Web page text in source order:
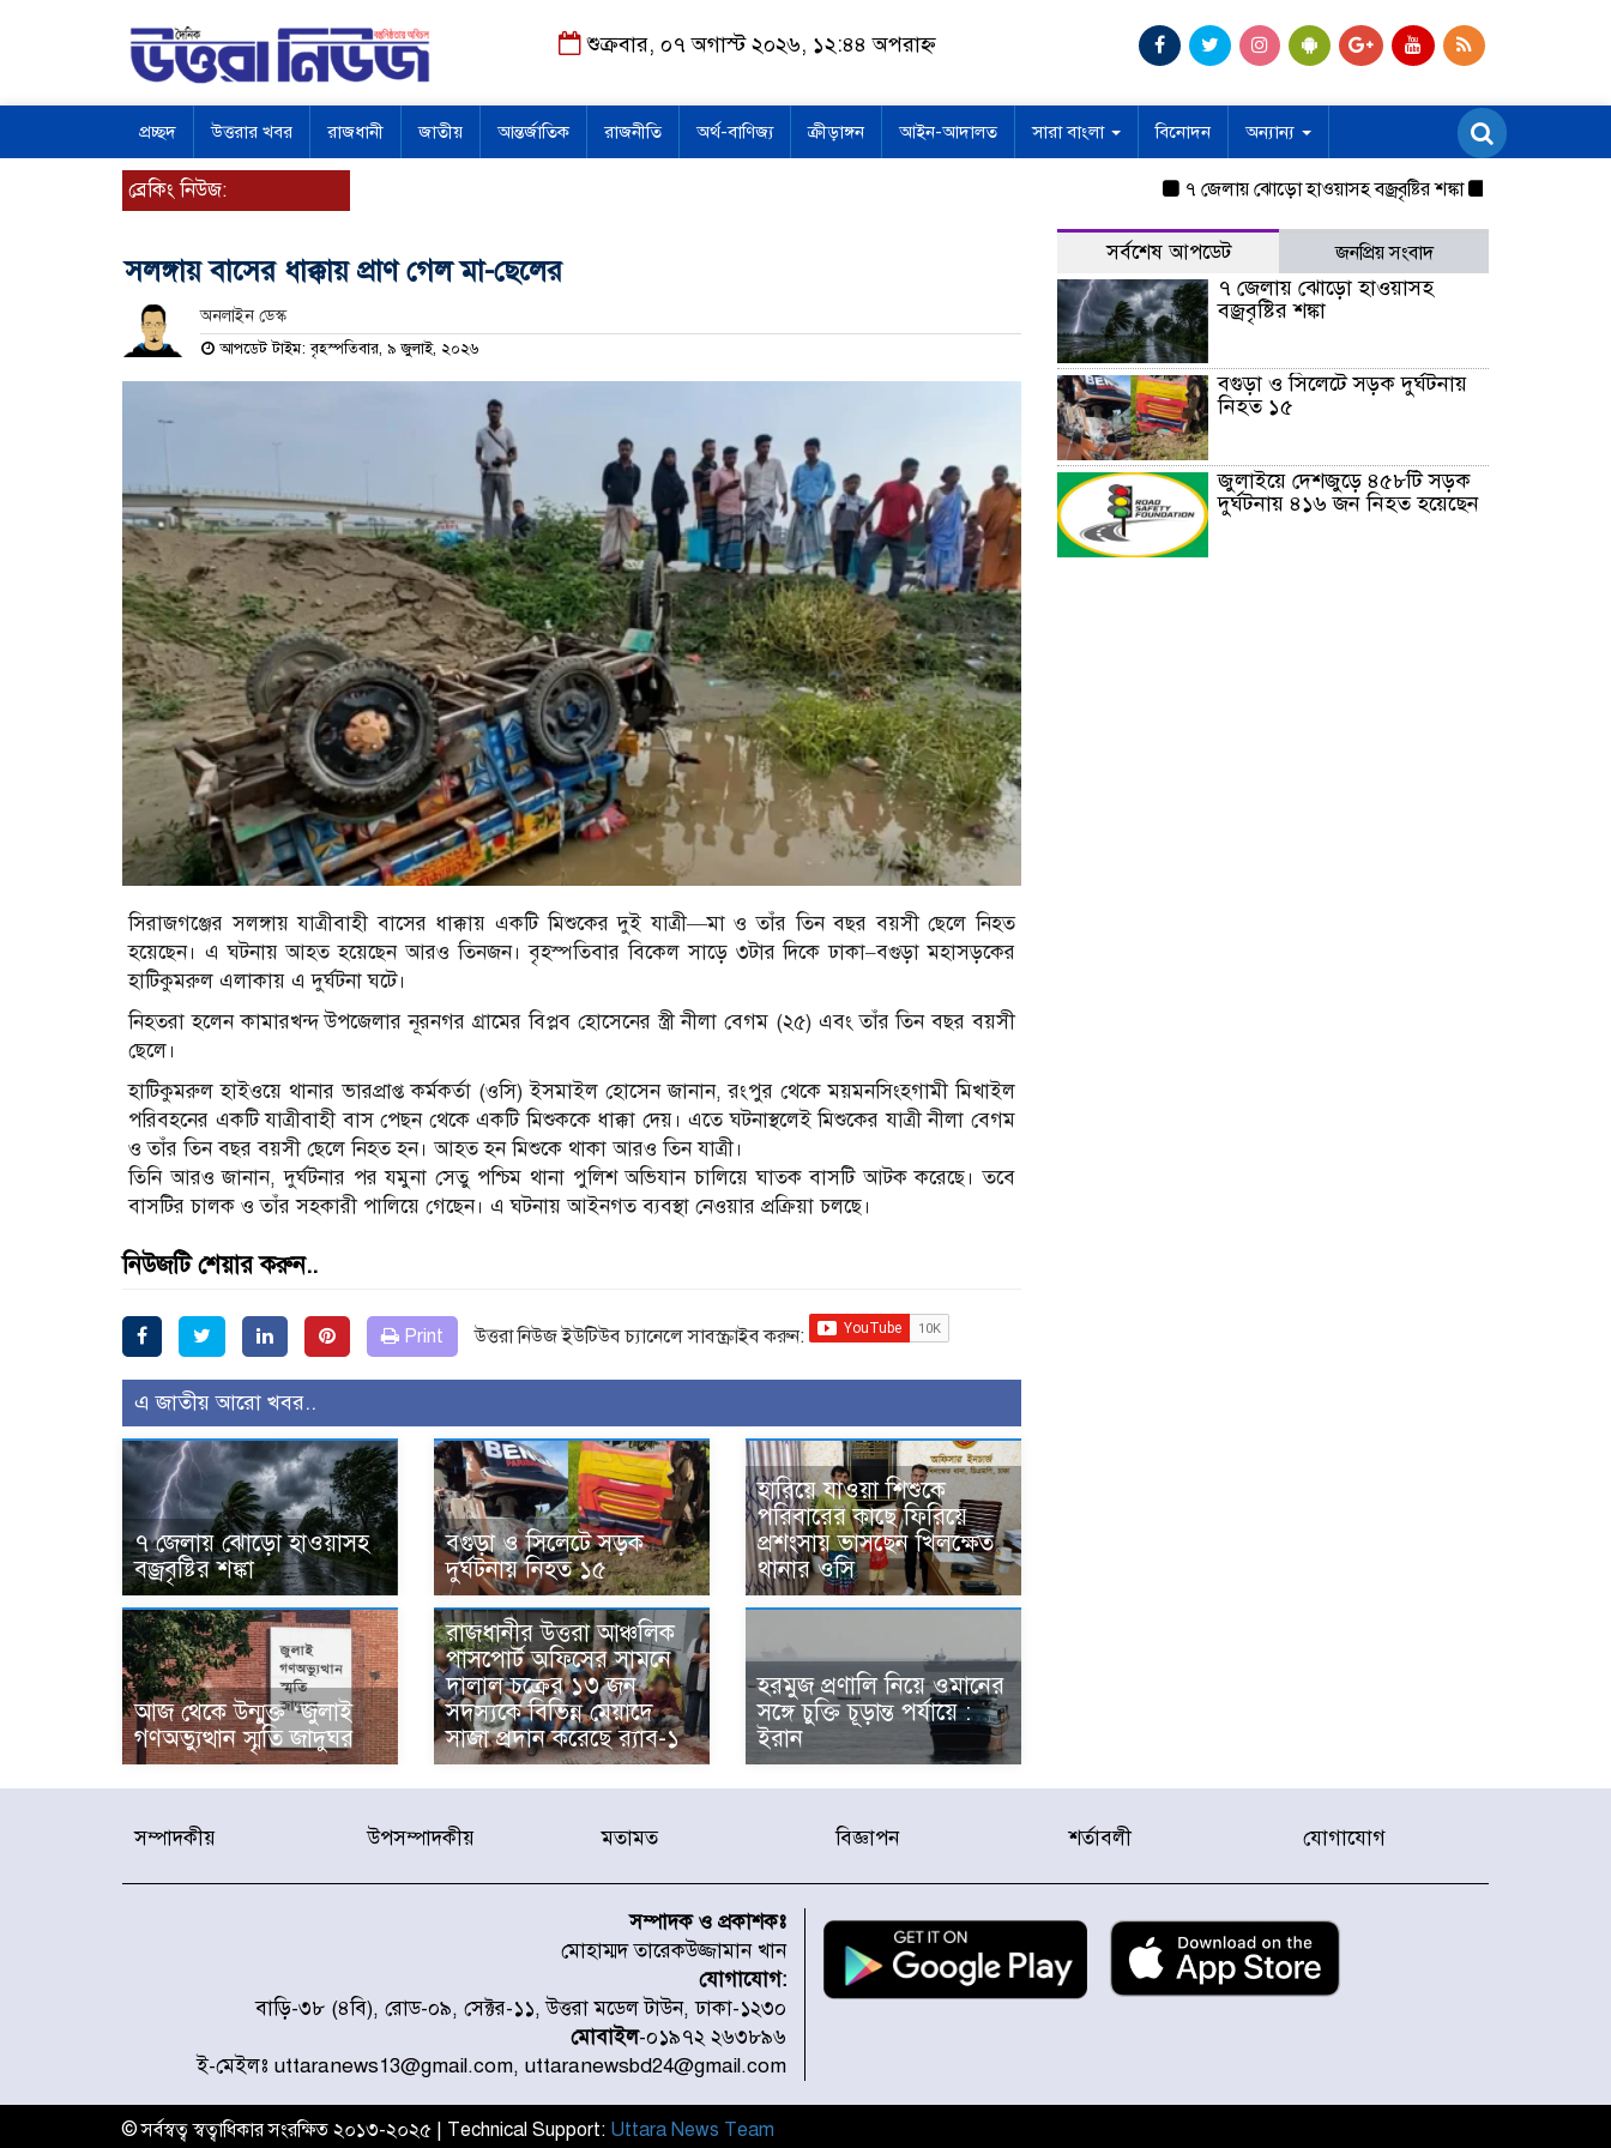
শুক্রবার, ০৭ অগাস্ট ২০২৬, ১২:৪৪ অপরাহ্ন
প্রচ্ছদ উত্তরার খবর রাজধানী জাতীয় আন্তর্জাতিক রাজনীতি অর্থ-বাণিজ্য ক্রীড়াঙ্গন আইন-আদালত সারা বাংলা বিনোদন অন্যান্য
ব্রেকিং নিউজ: ৭ জেলায় ঝোড়ো হাওয়াসহ বজ্রবৃষ্টির শঙ্কা বগুড়া ও সিলেটে
সলঙ্গায় বাসের ধাক্কায় প্রাণ গেল মা-ছেলের
অনলাইন ডেস্ক
আপডেট টাইম: বৃহস্পতিবার, ৯ জুলাই, ২০২৬
সিরাজগঞ্জের সলঙ্গায় যাত্রীবাহী বাসের ধাক্কায় একটি মিশুকের দুই যাত্রী—মা ও তাঁর তিন বছর বয়সী ছেলে নিহত
হয়েছেন। এ ঘটনায় আহত হয়েছেন আরও তিনজন। বৃহস্পতিবার বিকেল সাড়ে ৩টার দিকে ঢাকা–বগুড়া মহাসড়কের
হাটিকুমরুল এলাকায় এ দুর্ঘটনা ঘটে।
নিহতরা হলেন কামারখন্দ উপজেলার নূরনগর গ্রামের বিপ্লব হোসেনের স্ত্রী নীলা বেগম (২৫) এবং তাঁর তিন বছর বয়সী
ছেলে।
হাটিকুমরুল হাইওয়ে থানার ভারপ্রাপ্ত কর্মকর্তা (ওসি) ইসমাইল হোসেন জানান, রংপুর থেকে ময়মনসিংহগামী মিখাইল
পরিবহনের একটি যাত্রীবাহী বাস পেছন থেকে একটি মিশুককে ধাক্কা দেয়। এতে ঘটনাস্থলেই মিশুকের যাত্রী নীলা বেগম
ও তাঁর তিন বছর বয়সী ছেলে নিহত হন। আহত হন মিশুকে থাকা আরও তিন যাত্রী।
তিনি আরও জানান, দুর্ঘটনার পর যমুনা সেতু পশ্চিম থানা পুলিশ অভিযান চালিয়ে ঘাতক বাসটি আটক করেছে। তবে
বাসটির চালক ও তাঁর সহকারী পালিয়ে গেছেন। এ ঘটনায় আইনগত ব্যবস্থা নেওয়ার প্রক্রিয়া চলছে।
নিউজটি শেয়ার করুন..
Print উত্তরা নিউজ ইউটিউব চ্যানেলে সাবস্ক্রাইব করুন:
এ জাতীয় আরো খবর..
৭ জেলায় ঝোড়ো হাওয়াসহ
বজ্রবৃষ্টির শঙ্কা
বগুড়া ও সিলেটে সড়ক
দুর্ঘটনায় নিহত ১৫
হারিয়ে যাওয়া শিশুকে
পরিবারের কাছে ফিরিয়ে
প্রশংসায় ভাসছেন খিলক্ষেত
থানার ওসি
আজ থেকে উন্মুক্ত ‘জুলাই
গণঅভ্যুত্থান স্মৃতি জাদুঘর
রাজধানীর উত্তরা আঞ্চলিক
পাসপোর্ট অফিসের সামনে
দালাল চক্রের ১৩ জন
সদস্যকে বিভিন্ন মেয়াদে
সাজা প্রদান করেছে র‌্যাব-১
হরমুজ প্রণালি নিয়ে ওমানের
সঙ্গে চুক্তি চূড়ান্ত পর্যায়ে :
ইরান
সর্বশেষ আপডেট জনপ্রিয় সংবাদ
৭ জেলায় ঝোড়ো হাওয়াসহ
বজ্রবৃষ্টির শঙ্কা
বগুড়া ও সিলেটে সড়ক দুর্ঘটনায়
নিহত ১৫
জুলাইয়ে দেশজুড়ে ৪৫৮টি সড়ক
দুর্ঘটনায় ৪১৬ জন নিহত হয়েছেন
সম্পাদকীয় উপসম্পাদকীয় মতামত বিজ্ঞাপন শর্তাবলী যোগাযোগ
সম্পাদক ও প্রকাশকঃ
মোহাম্মদ তারেকউজ্জামান খান
যোগাযোগ:
বাড়ি-৩৮ (৪বি), রোড-০৯, সেক্টর-১১, উত্তরা মডেল টাউন, ঢাকা-১২৩০
মোবাইল-০১৯৭২ ২৬৩৮৯৬
ই-মেইলঃ uttaranews13@gmail.com, uttaranewsbd24@gmail.com
© সর্বস্বত্ব স্বত্বাধিকার সংরক্ষিত ২০১৩-২০২৫ | Technical Support: Uttara News Team